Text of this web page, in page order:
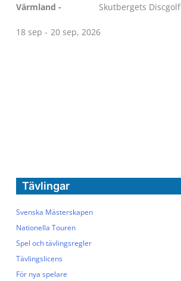
Tävlingar
Svenska Mästerskapen
Nationella Touren
Spel och tävlingsregler
Tävlingslicens
För nya spelare
18 sep - 20 sep, 2026
Värmland -
Skutbergets Discgolf